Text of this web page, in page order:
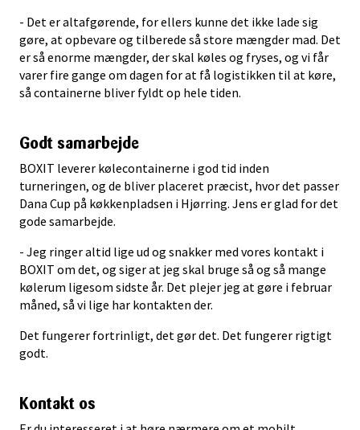
- Det er altafgørende, for ellers kunne det ikke lade sig
gøre, at opbevare og tilberede så store mængder mad. Det
er så enorme mængder, der skal køles og fryses, og vi får
varer fire gange om dagen for at få logistikken til at køre,
så containerne bliver fyldt op hele tiden.
Godt samarbejde
BOXIT leverer kølecontainerne i god tid inden
turneringen, og de bliver placeret præcist, hvor det passer
Dana Cup på køkkenpladsen i Hjørring. Jens er glad for det
gode samarbejde.
- Jeg ringer altid lige ud og snakker med vores kontakt i
BOXIT om det, og siger at jeg skal bruge så og så mange
kølerum ligesom sidste år. Det plejer jeg at gøre i februar
måned, så vi lige har kontakten der.
Det fungerer fortrinligt, det gør det. Det fungerer rigtigt
godt.
Kontakt os